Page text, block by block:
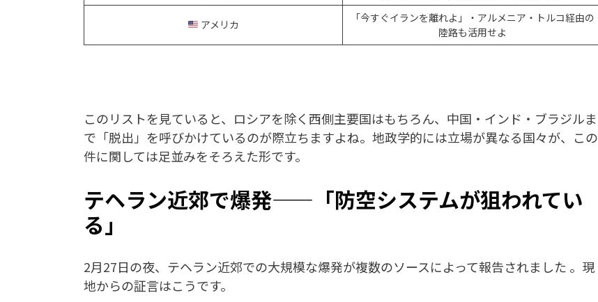
アメリカ
「今すぐイランを離れよ」・アルメニア・トルコ経由の
陸路も活用せよ
このリストを見ていると、ロシアを除く西側主要国はもちろん、中国・インド・ブラジルま
で「脱出」を呼びかけているのが際立ちますよね。地政学的には立場が異なる国々が、この
件に関しては足並みをそろえた形です。
テヘラン近郊で爆発——「防空システムが狙われてい
る」
2月27日の夜、テヘラン近郊での大規模な爆発が複数のソースによって報告されました 。現
地からの証言はこうです。